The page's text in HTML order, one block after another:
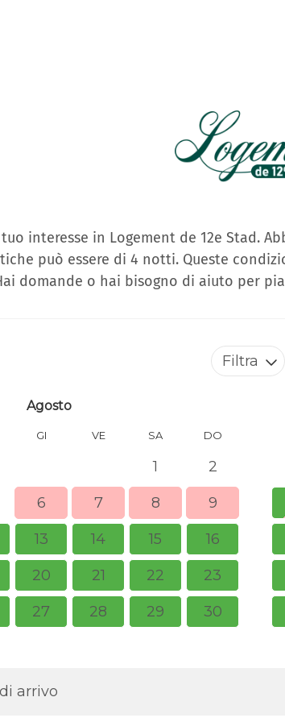
interesse in Logement de 12e Stad.
può essere di 4 notti. Queste
domande o hai bisogno di aiuto per
Filtra
Agosto
GI VE SA DO
1 2
6 7 8 9
13 14 15 16
20 21 22 23
27 28 29 30
arrivo